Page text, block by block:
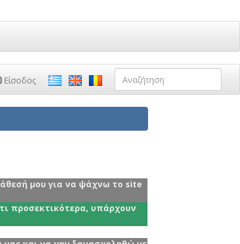
Είσοδος
μου για να ψάχνω το site
προσεκτικότερα, υπάρχουν